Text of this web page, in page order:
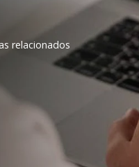
relacionados